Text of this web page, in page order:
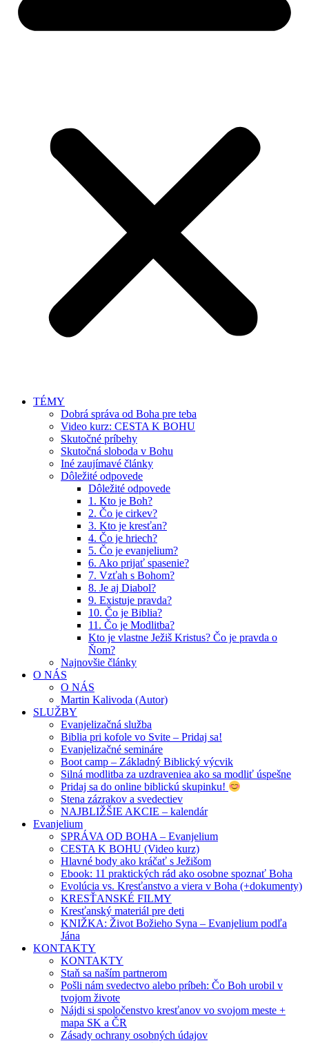
TÉMY
Dobrá správa od Boha pre teba
Video kurz: CESTA K BOHU
Skutočné príbehy
Skutočná sloboda v Bohu
Iné zaujímavé články
Dôležité odpovede
Dôležité odpovede
1. Kto je Boh?
2. Čo je cirkev?
3. Kto je kresťan?
4. Čo je hriech?
5. Čo je evanjelium?
6. Ako prijať spasenie?
7. Vzťah s Bohom?
8. Je aj Diabol?
9. Existuje pravda?
10. Čo je Biblia?
11. Čo je Modlitba?
Kto je vlastne Ježiš Kristus? Čo je pravda o
Ňom?
Najnovšie články
O NÁS
O NÁS
Martin Kalivoda (Autor)
SLUŽBY
Evanjelizačná služba
Biblia pri kofole vo Svite – Pridaj sa!
Evanjelizačné semináre
Boot camp – Základný Biblický výcvik
Silná modlitba za uzdraveniea ako sa modliť úspešne
Pridaj sa do online biblickú skupinku!
Stena zázrakov a svedectiev
NAJBLIŽŠIE AKCIE – kalendár
Evanjelium
SPRÁVA OD BOHA – Evanjelium
CESTA K BOHU (Video kurz)
Hlavné body ako kráčať s Ježišom
Ebook: 11 praktických rád ako osobne spoznať Boha
Evolúcia vs. Kresťanstvo a viera v Boha (+dokumenty)
KRESŤANSKÉ FILMY
Kresťanský materiál pre deti
KNIŽKA: Život Božieho Syna – Evanjelium podľa
Jána
KONTAKTY
KONTAKTY
Staň sa naším partnerom
Pošli nám svedectvo alebo príbeh: Čo Boh urobil v
tvojom živote
Nájdi si spoločenstvo kresťanov vo svojom meste +
mapa SK a ČR
Zásady ochrany osobných údajov